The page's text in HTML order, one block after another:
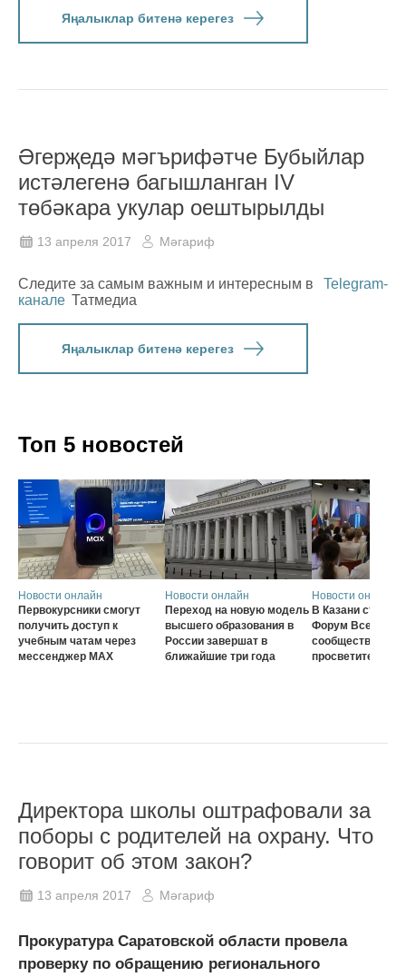
Яңалыклар битенә керегез
Әгерҗедә мәгърифәтче Бубыйлар
истәлегенә багышланган IV
төбәкара укулар оештырылды
13 апреля 2017 Мәгариф
Следите за самым важным и интересным в
Telegram-
канале Татмедиа
Яңалыклар битенә керегез
Топ 5 новостей
Новости онлайн
Первокурсники смогут
получить доступ к
учебным чатам через
мессенджер MAX
Новости онлайн
Переход на новую модель
высшего образования в
России завершат в
ближайшие три года
Новости онлайн
В Казани
Форум
сообщества
просветителей
Директора школы оштрафовали за
поборы с родителей на охрану. Что
говорит об этом закон?
13 апреля 2017 Мәгариф
Прокуратура Саратовской области провела
проверку по обращению регионального